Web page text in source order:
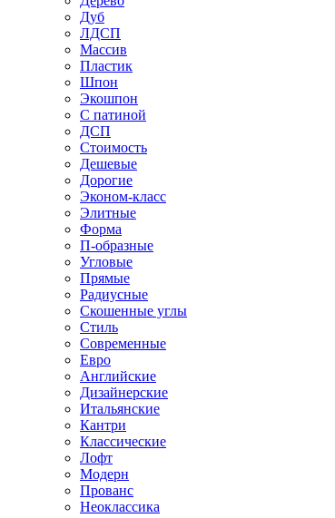
Дуб
ЛДСП
Массив
Пластик
Шпон
Экошпон
С патиной
ДСП
Стоимость
Дешевые
Дорогие
Эконом-класс
Элитные
Форма
П-образные
Угловые
Прямые
Радиусные
Скошенные углы
Стиль
Современные
Евро
Английские
Дизайнерские
Итальянские
Кантри
Классические
Лофт
Модерн
Прованс
Неоклассика